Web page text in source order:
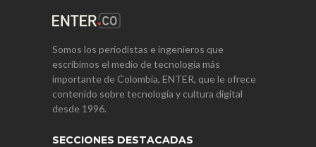
Somos los periodistas e ingenieros que
escribimos el medio de tecnología más
importante de Colombia, ENTER, que le ofrece
contenido sobre tecnología y cultura digital
desde 1996.
SECCIONES DESTACADAS